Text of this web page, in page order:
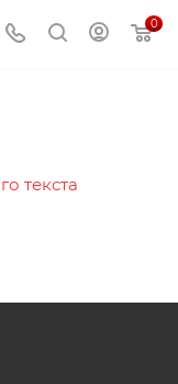
0
текста